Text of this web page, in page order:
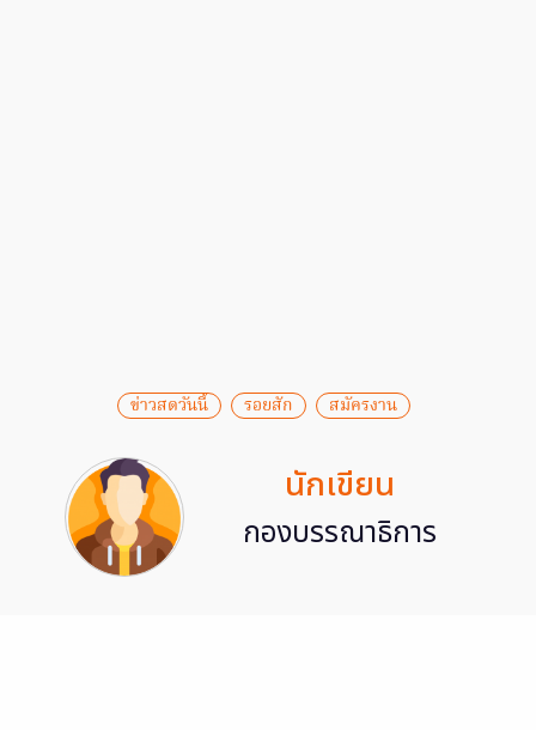
ข่าวสดวันนี้ รอยสัก สมัครงาน
นักเขียน
กองบรรณาธิการ